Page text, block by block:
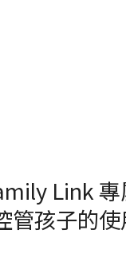
Link
管孩子的